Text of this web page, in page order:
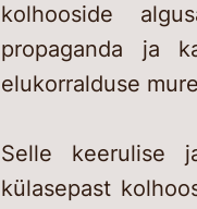
kolhooside
propaganda ja
elukorralduse
Selle keerulise
külasepast